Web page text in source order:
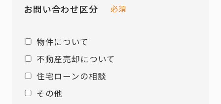
お問い合わせ区分 必須
物件について
不動産売却について
住宅ローンの相談
その他